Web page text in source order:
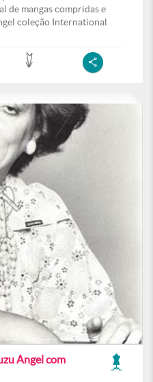
de mangas compridas e
coleção International
Angel com